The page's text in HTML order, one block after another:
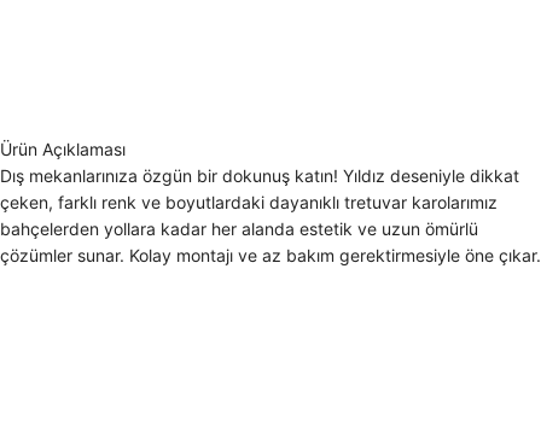
Ürün Açıklaması
Dış mekanlarınıza özgün bir dokunuş katın! Yıldız deseniyle dikkat
çeken, farklı renk ve boyutlardaki dayanıklı tretuvar karolarımız
bahçelerden yollara kadar her alanda estetik ve uzun ömürlü
çözümler sunar. Kolay montajı ve az bakım gerektirmesiyle öne çıkar.